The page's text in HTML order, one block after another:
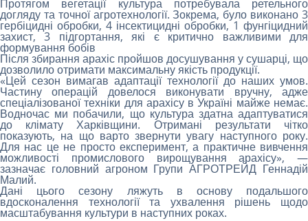
Протягом вегетації культура потребувала ретельного
догляду та точної агротехнології. Зокрема, було виконано 3
гербіцидні обробки, 4 інсектицидні обробки, 1 фунгіцидний
захист, 3 підгортання, які є критично важливими для
формування бобів
Після збирання арахіс пройшов досушування у сушарці, що
дозволило отримати максимальну якість продукції.
«Цей сезон вимагав адаптації технології до наших умов.
Частину операцій довелося виконувати вручну, адже
спеціалізованої техніки для арахісу в Україні майже немає.
Водночас ми побачили, що культура здатна адаптуватися
до клімату Харківщини. Отримані результати чітко
показують, на що варто звернути увагу наступного року.
Для нас це не просто експеримент, а практичне вивчення
можливості промислового вирощування арахісу», —
зазначає головний агроном Групи АГРОТРЕЙД Геннадій
Малий.
Дані цього сезону ляжуть в основу подальшого
вдосконалення технології та ухвалення рішень щодо
масштабування культури в наступних роках.